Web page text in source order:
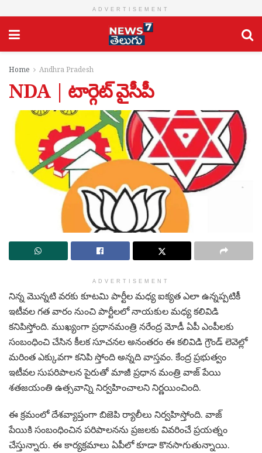
ADVERTISEMENT
Home Andhra Pradesh
NDA | టార్గెట్ వైసీపీ
ADVERTISEMENT
నిన్న మొన్నటి వరకు కూటమి పార్టీల మధ్య ఐక్యత ఎలా ఉన్నప్పటికీ
ఇటీవల గత వారం నుంచి పార్టీల‌లో నాయ‌కుల మ‌ధ్య కలివిడి
కనిపిస్తోంది. ముఖ్యంగా ప్రధానమంత్రి నరేంద్ర మోడీ ఏపీ ఎంపీలకు
సంబంధించి చేసిన కీలక సూచనల అనంతరం ఈ కలివిడి గ్రౌండ్ లెవెల్లో
మరింత ఎక్కువగా కనిపి స్తోంది అన్నది వాస్తవం. కేంద్ర ప్రభుత్వం
ఇటీవల సుపరిపాలన పైరుతో మాజీ ప్ర‌ధాన మంత్రి వాజ్ పేయి
శతజయంతి ఉత్సవాన్ని నిర్వహించాలని నిర్ణయించింది.
ఈ క్రమంలో దేశవ్యాప్తంగా బిజెపి ర్యాలీలు నిర్వహిస్తోంది. వాజ్
పేయికి సంబంధించిన పరిపాలనను ప్రజలకు వివరించే ప్రయత్నం
చేస్తున్నారు. ఈ కార్యక్రమాలు ఏపీలో కూడా కొనసాగుతున్నాయి.